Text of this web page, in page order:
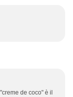
de coco" è il